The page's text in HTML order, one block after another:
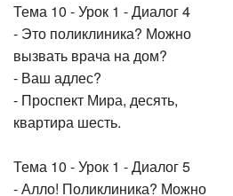
Тема 10 - Урок 1 - Диалог 4
- Это поликлиника? Можно
вызвать врача на дом?
- Ваш адлес?
- Проспект Мира, десять,
квартира шесть.
Тема 10 - Урок 1 - Диалог 5
- Алло! Поликлиника? Можно